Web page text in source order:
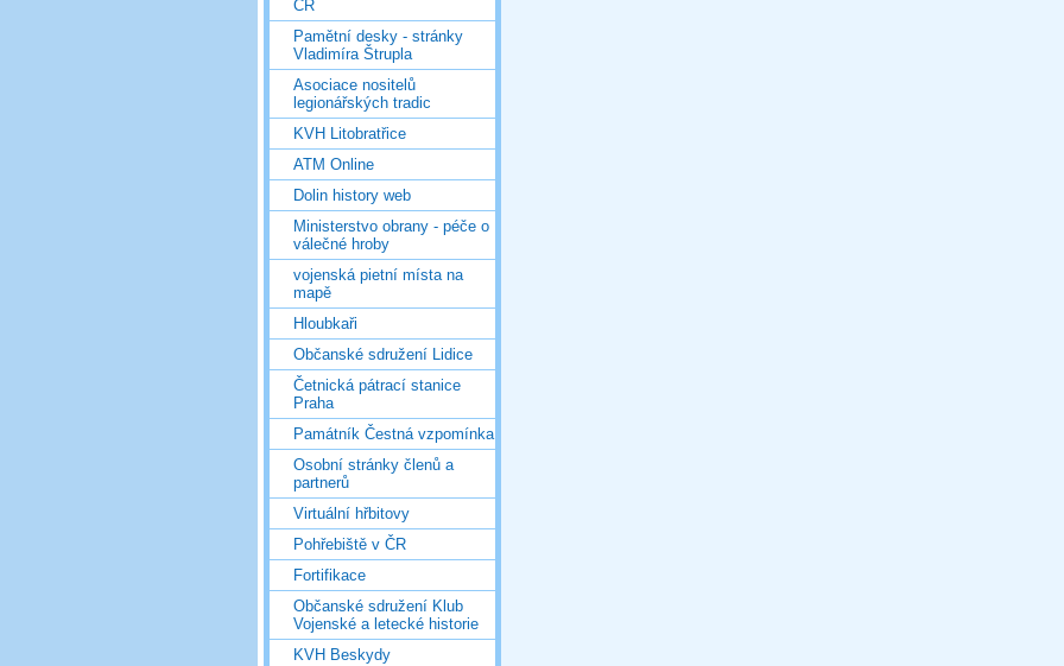
ČR
Pamětní desky - stránky
Vladimíra Štrupla
Asociace nositelů
legionářských tradic
KVH Litobratřice
ATM Online
Dolin history web
Ministerstvo obrany - péče o
válečné hroby
vojenská pietní místa na
mapě
Hloubkaři
Občanské sdružení Lidice
Četnická pátrací stanice
Praha
Památník Čestná vzpomínka
Osobní stránky členů a
partnerů
Virtuální hřbitovy
Pohřebiště v ČR
Fortifikace
Občanské sdružení Klub
Vojenské a letecké historie
KVH Beskydy